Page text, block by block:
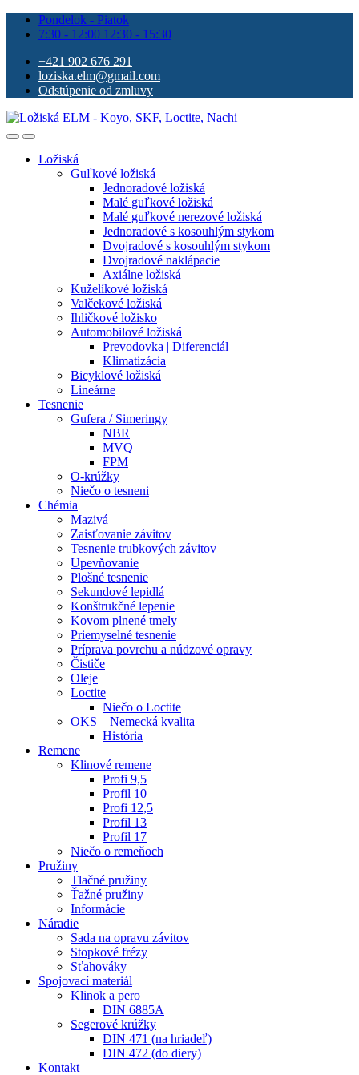
Pondelok - Piatok
7:30 - 12:00 12:30 - 15:30
+421 902 676 291
loziska.elm@gmail.com
Odstúpenie od zmluvy
Ložiská
Guľkové ložiská
Jednoradové ložiská
Malé guľkové ložiská
Malé guľkové nerezové ložiská
Jednoradové s kosouhlým stykom
Dvojradové s kosouhlým stykom
Dvojradové naklápacie
Axiálne ložiská
Kuželíkové ložiská
Valčekové ložiská
Ihličkové ložisko
Automobilové ložiská
Prevodovka | Diferenciál
Klimatizácia
Bicyklové ložiská
Lineárne
Tesnenie
Gufera / Simeringy
NBR
MVQ
FPM
O-krúžky
Niečo o tesneni
Chémia
Mazivá
Zaisťovanie závitov
Tesnenie trubkových závitov
Upevňovanie
Plošné tesnenie
Sekundové lepidlá
Konštrukčné lepenie
Kovom plnené tmely
Priemyselné tesnenie
Príprava povrchu a núdzové opravy
Čističe
Oleje
Loctite
Niečo o Loctite
OKS – Nemecká kvalita
História
Remene
Klinové remene
Profi 9,5
Profil 10
Profi 12,5
Profil 13
Profil 17
Niečo o remeňoch
Pružiny
Tlačné pružiny
Ťažné pružiny
Informácie
Náradie
Sada na opravu závitov
Stopkové frézy
Sťahováky
Spojovací materiál
Klinok a pero
DIN 6885A
Segerové krúžky
DIN 471 (na hriadeľ)
DIN 472 (do diery)
Kontakt